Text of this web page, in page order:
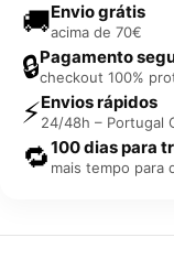
🚚Envio grátis
acima de 70€
🔒Pagamento
checkout 100%
⚡Envios rápidos
24/48h – Portugal
🔁100 dias para
mais tempo para